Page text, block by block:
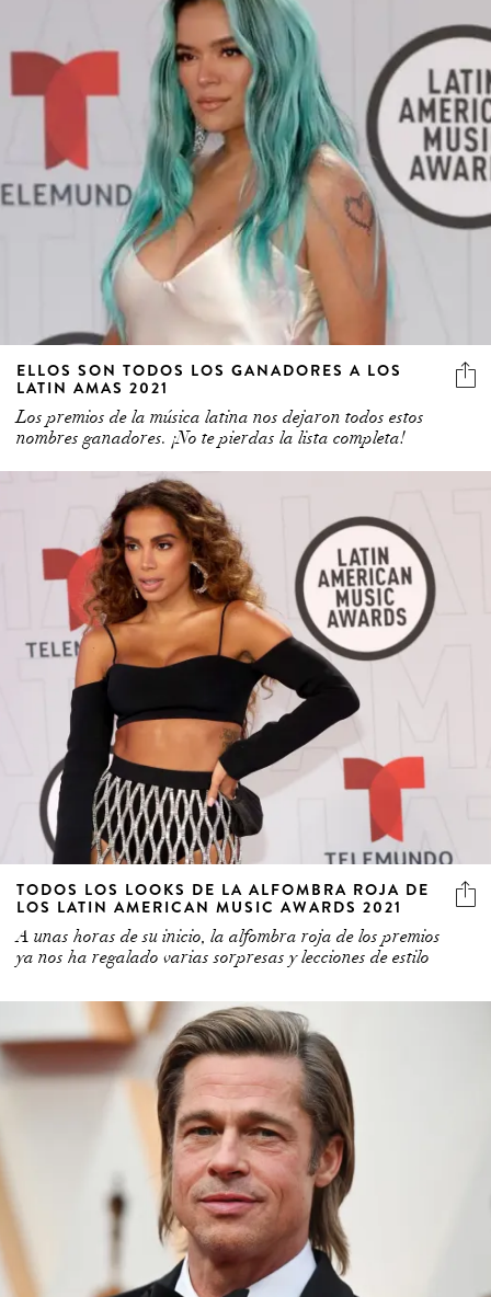
ELLOS SON TODOS LOS GANADORES A LOS
LATIN AMAS 2021
Los premios de la música latina nos dejaron todos estos
nombres ganadores. ¡No te pierdas la lista completa!
TODOS LOS LOOKS DE LA ALFOMBRA ROJA DE
LOS LATIN AMERICAN MUSIC AWARDS 2021
A unas horas de su inicio, la alfombra roja de los premios
ya nos ha regalado varias sorpresas y lecciones de estilo